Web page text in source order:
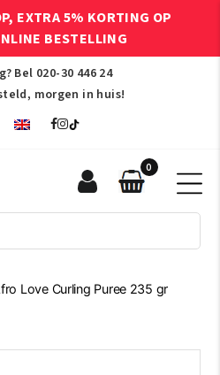
EXTRA 5% KORTING OP
BESTELLING
Bel 020-30 446 24
morgen in huis!
0
Love Curling Puree 235 gr